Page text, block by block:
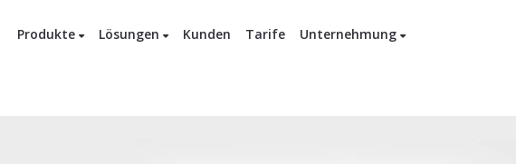
Produkte Lösungen Kunden Tarife Unternehmung